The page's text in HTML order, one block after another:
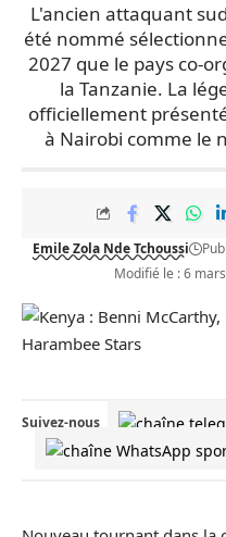
L'ancien attaquant
été nommé
2027 que le pays co-
la Tanzanie. La
officiellement
à Nairobi comme le
Emile Zola Nde Tchoussi
Modifié le : 6
Suivez-nous